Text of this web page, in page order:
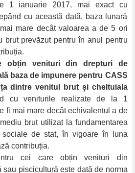
1 ianuarie 2017, mai exact cu
cu această dată, baza lunară
mare decât valoarea a de 5 ori
brut prevăzut pentru în anul pentru
obțin venituri din drepturi de
baza de impunere pentru CASS
dintre venitul brut și cheltuiala
cu veniturile realizate de la 1
fi mai mare decât echivalentul a de
brut utilizat la fundamentarea
sociale de stat, în vigoare în luna
contribuția.
cei care obțin venituri din
sau piscicultură este dată de norma